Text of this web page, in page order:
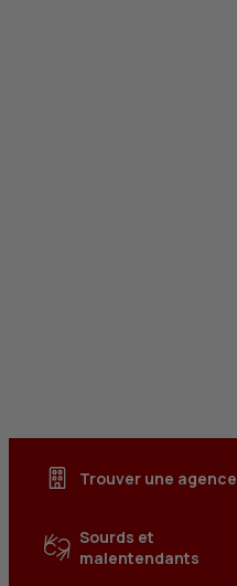
Trouver une agence
Sourds et
malentendants